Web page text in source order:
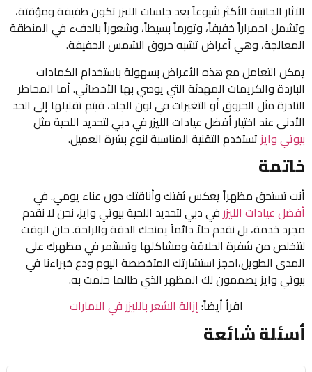
الآثار الجانبية الأكثر شيوعاً بعد جلسات الليزر تكون طفيفة ومؤقتة،
وتشمل احمراراً خفيفاً، وتورماً بسيطاً، وشعوراً بالدفء في المنطقة
المعالجة، وهي أعراض تشبه حروق الشمس الخفيفة.
يمكن التعامل مع هذه الأعراض بسهولة باستخدام الكمادات
الباردة والكريمات المهدئة التي يوصي بها الأخصائي. أما المخاطر
النادرة مثل الحروق أو التغيرات في لون الجلد، فيتم تقليلها إلى الحد
الأدنى عند اختيار أفضل عيادات الليزر في دبي لتحديد اللحية مثل
بيوتي وايز تستخدم التقنية المناسبة لنوع بشرة العميل.
خاتمة
أنت تستحق مظهراً يعكس ثقتك وأناقتك دون عناء يومي. في
أفضل عيادات الليزر في دبي لتحديد اللحية بيوتي وايز، نحن لا نقدم
مجرد خدمة، بل نقدم حلاً دائماً يمنحك الدقة والراحة. حان الوقت
لتتخلص من شفرة الحلاقة ومشاكلها وتستثمر في مظهرك على
المدى الطويل،احجز استشارتك المتخصصة اليوم ودع خبراءنا في
بيوتي وايز يصممون لك المظهر الذي طالما حلمت به.
اقرأ أيضاً:إزالة الشعر بالليزر في الامارات
أسئلة شائعة